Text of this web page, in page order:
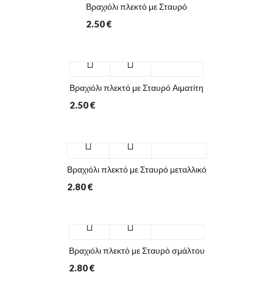
Βραχιόλι πλεκτό με Σταυρό
2.50€
Βραχιόλι πλεκτό με Σταυρό Αιματίτη
2.50€
Βραχιόλι πλεκτό με Σταυρό μεταλλικό
2.80€
Βραχιόλι πλεκτό με Σταυρό σμάλτου
2.80€